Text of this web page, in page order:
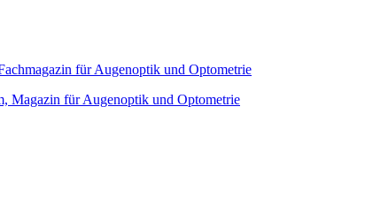
für Augenoptik und Optometrie